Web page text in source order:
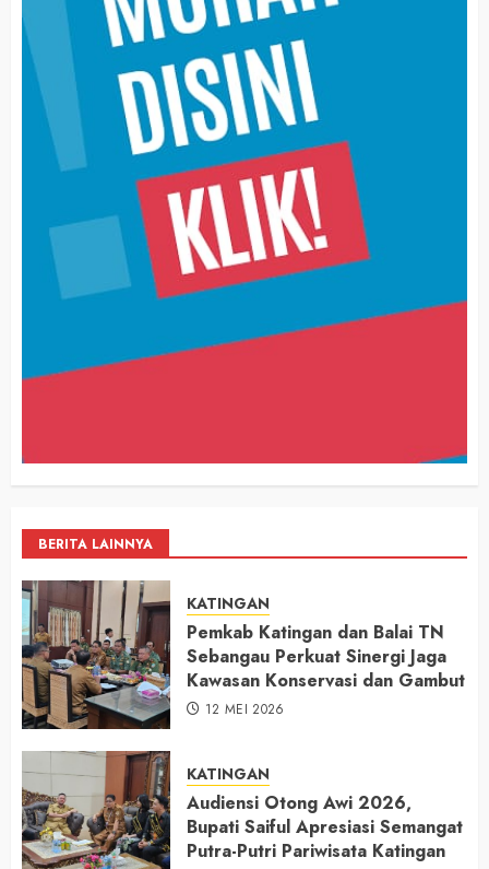
BERITA LAINNYA
KATINGAN
Pemkab Katingan dan Balai TN
Sebangau Perkuat Sinergi Jaga
Kawasan Konservasi dan Gambut
12 MEI 2026
KATINGAN
Audiensi Otong Awi 2026,
Bupati Saiful Apresiasi Semangat
Putra-Putri Pariwisata Katingan